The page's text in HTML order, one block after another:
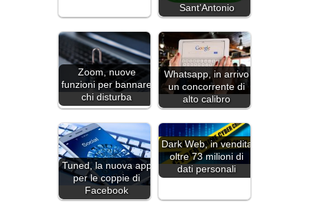
Sant’Antonio
Zoom, nuove
funzioni per bannare
chi disturba
Whatsapp, in arrivo
un concorrente di
alto calibro
Tuned, la nuova app
per le coppie di
Facebook
Dark Web, in vendita
oltre 73 milioni di
dati personali